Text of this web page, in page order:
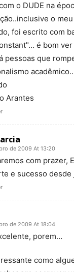
o DUDE na
o
foi escrito com
é bom
pessoas que
Arantes
de 2009 At 13:20
com prazer,
e sucesso
de 2009 At 18:04
porem…
como